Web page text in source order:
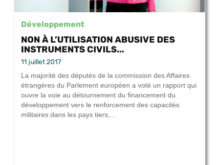
Développement
NON À L’UTILISATION ABUSIVE DES
INSTRUMENTS CIVILS...
11 juillet 2017
La majorité des députés de la commission des Affaires
étrangères du Parlement européen a voté un rapport qui
ouvre la voie au détournement du financement du
développement vers le renforcement des capacités
militaires dans les pays tiers,...